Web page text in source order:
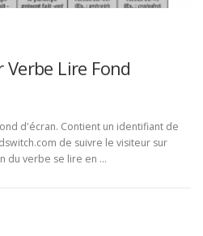
Lire Fond
d'écran. Contient un identifiant de
de suivre le visiteur sur
du verbe se lire en …